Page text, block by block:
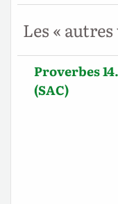
Les «
Proverbes
(SAC)